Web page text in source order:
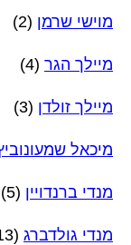
מוישי שרמן (2)
מיילך הגר (4)
מיילך זולדן (3)
מיכאל
מנדי ברנדויין (5)
מנדי גולדברג (13)